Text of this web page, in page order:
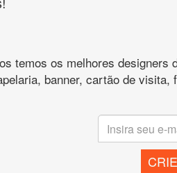
temos os melhores
banner, cartão de